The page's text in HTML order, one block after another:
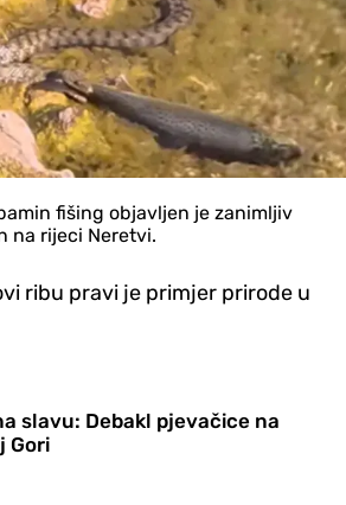
fišing objavljen je zanimljiv
na rijeci Neretvi.
ribu pravi je primjer prirode u
slavu: Debakl pjevačice na
Gori